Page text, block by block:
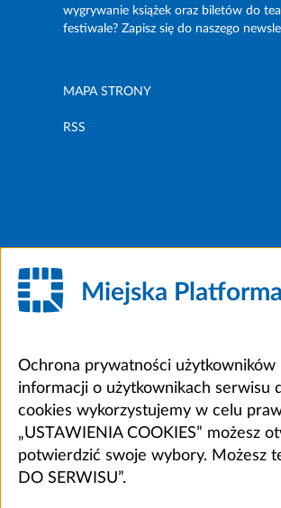
wygrywanie książek oraz biletów do
festiwale? Zapisz się do naszego
MAPA STRONY
RSS
Miejska
Ochrona prywatności użytkowników
informacji o użytkownikach serwisu
cookies wykorzystujemy w celu
„USTAWIENIA COOKIES” możesz
potwierdzić swoje wybory. Możesz
DO SERWISU”.